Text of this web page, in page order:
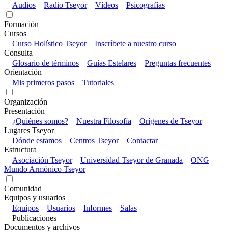
Audios
Radio Tseyor Vídeos Psicografías
Formación
Cursos
Curso Holístico Tseyor
Inscríbete a nuestro curso
Consulta
Glosario de términos
Guías Estelares
Preguntas frecuentes
Orientación
Mis primeros pasos
Tutoriales
Organización
Presentación
¿Quiénes somos?
Nuestra Filosofía
Orígenes de Tseyor
Lugares Tseyor
Dónde estamos
Centros Tseyor
Contactar
Estructura
Asociación Tseyor
Universidad Tseyor de Granada
ONG
Mundo Armónico Tseyor
Comunidad
Equipos y usuarios
Equipos
Usuarios Informes
Salas
Publicaciones
Documentos y archivos